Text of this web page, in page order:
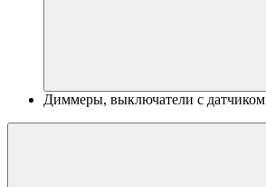
Диммеры, выключатели с датчиком